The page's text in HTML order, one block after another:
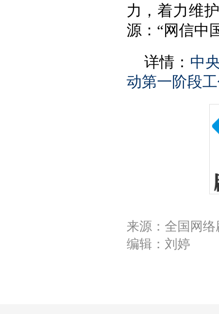
力，着力维
源：“网信中
详情： 中
动第一阶段
来源：全国网络
编辑：刘婷